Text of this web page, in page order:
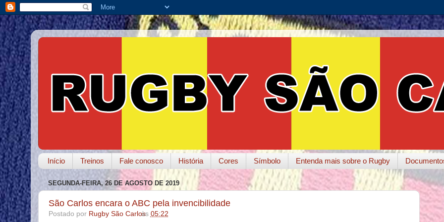
Início Treinos Fale conosco História Cores Símbolo Entenda mais sobre o Rugby
SEGUNDA-FEIRA, 26 DE AGOSTO DE 2019
São Carlos encara o ABC pela invencibilidade
Postado por Rugby São Carlosàs 05:22